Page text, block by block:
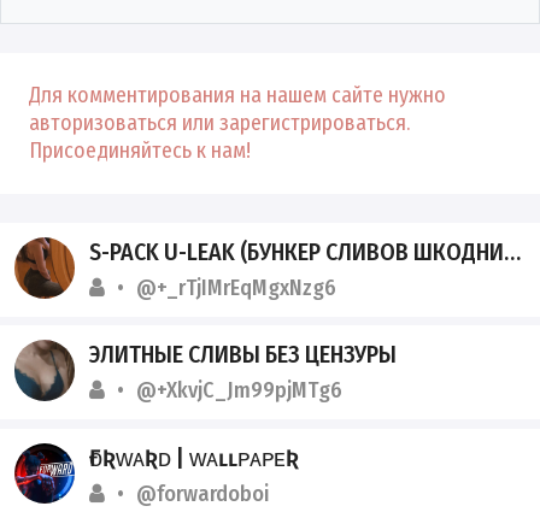
Для комментирования на нашем сайте нужно
авторизоваться или зарегистрироваться.
Присоединяйтесь к нам!
S-PACK U-LEAK (БУНКЕР СЛИВОВ ШКОДНИЦ)
@+_rTjIMrEqMgxNzg6
ЭЛИТНЫЕ СЛИВЫ БЕЗ ЦЕНЗУРЫ
@+XkvjC_Jm99pjMTg6
ҒᴏƦᴡᴀƦᴅ | ᴡᴀʟʟᴘᴀᴘᴇƦ
@forwardoboi